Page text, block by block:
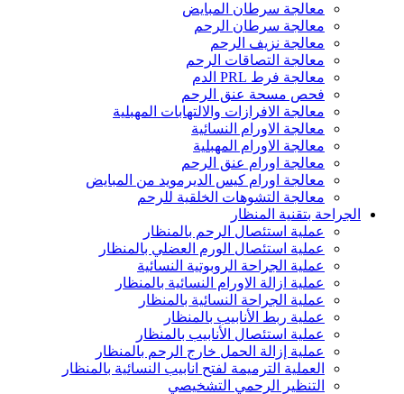
معالجة سرطان المبايض
معالجة سرطان الرحم
معالجة نزيف الرحم
معالجة التصاقات الرحم
معالجة فرط PRL الدم
فحص مسحة عنق الرحم
معالجة الافرازات والالتهابات المهبلية
معالجة الاورام النسائية
معالجة الاورام المهبلية
معالجة اورام عنق الرحم
معالجة اورام كيس الديرمويد من المبايض
معالجة التشوهات الخلقية للرحم
الجراحة بتقنية المنظار
عملية استئصال الرحم بالمنظار
عملية استئصال الورم العضلي بالمنظار
عملية الجراحة الروبوتية النسائية
عملية ازالة الاورام النسائية بالمنظار
عملية الجراحة النسائية بالمنظار
عملية ربط الأنابيب بالمنظار
عملية استئصال الأنابيب بالمنظار
عملية إزالة الحمل خارج الرحم بالمنظار
العملية الترميمة لفتح انابيب النسائية بالمنظار
التنظير الرحمي التشخيصي